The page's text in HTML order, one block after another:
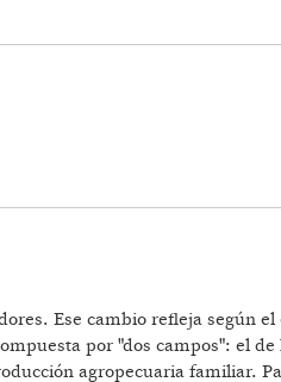
Ese cambio refleja según
por "dos campos": el
agropecuaria familiar.